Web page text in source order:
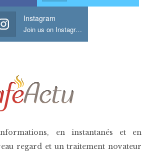
Instagram
Join us on Instagram
en instantanés et en
regard et un traitement novateur